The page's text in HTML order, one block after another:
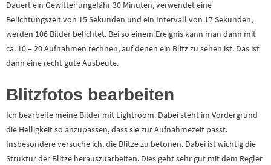
Dauert ein Gewitter ungefähr 30 Minuten, verwendet eine
Belichtungszeit von 15 Sekunden und ein Intervall von 17 Sekunden,
werden 106 Bilder belichtet. Bei so einem Ereignis kann man dann mit
ca. 10 – 20 Aufnahmen rechnen, auf denen ein Blitz zu sehen ist. Das ist
dann eine recht gute Ausbeute.
Blitzfotos bearbeiten
Ich bearbeite meine Bilder mit Lightroom. Dabei steht im Vordergrund
die Helligkeit so anzupassen, dass sie zur Aufnahmezeit passt.
Insbesondere versuche ich, die Blitze zu betonen. Dabei ist wichtig die
Struktur der Blitze herauszuarbeiten. Dies geht sehr gut mit dem Regler